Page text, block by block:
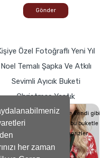
her zaman
Gönder
Özel Fotoğraflı Yeni Yıl
Noel Temalı Şapka Ve Atkılı
Sevimli Ayıcık Buketi
Christmas Yastık
Kalplerini de kendi gibi
hale getirecek bu buketle
sevdiklerinize küçük süprizler